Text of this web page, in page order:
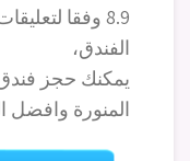
8.9 وفقا
الفندق،
يمكنك حجز
المنورة وافضل